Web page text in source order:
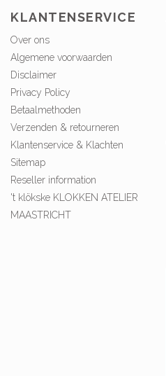
KLANTENSERVICE
Over ons
Algemene voorwaarden
Disclaimer
Privacy Policy
Betaalmethoden
Verzenden & retourneren
Klantenservice & Klachten
Sitemap
Reseller information
't klökske KLOKKEN ATELIER
MAASTRICHT